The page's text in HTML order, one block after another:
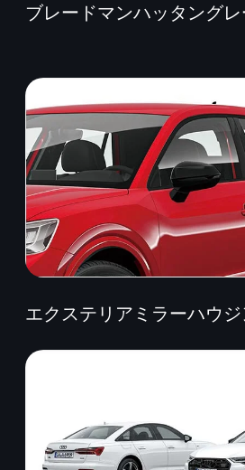
ブレードマンハッタング
エクステリアミラーハウ